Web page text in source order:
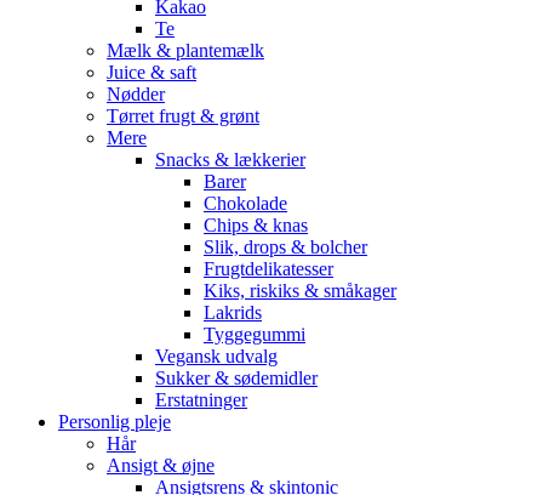
Kakao
Te
Mælk & plantemælk
Juice & saft
Nødder
Tørret frugt & grønt
Mere
Snacks & lækkerier
Barer
Chokolade
Chips & knas
Slik, drops & bolcher
Frugtdelikatesser
Kiks, riskiks & småkager
Lakrids
Tyggegummi
Vegansk udvalg
Sukker & sødemidler
Erstatninger
Personlig pleje
Hår
Ansigt & øjne
Ansigtsrens & skintonic